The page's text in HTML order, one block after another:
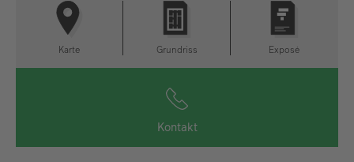
Karte Grundriss Exposé
Kontakt